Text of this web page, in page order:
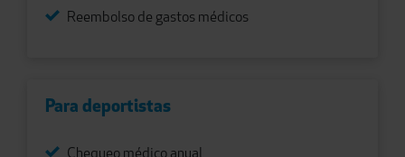
Reembolso de gastos médicos
Para deportistas